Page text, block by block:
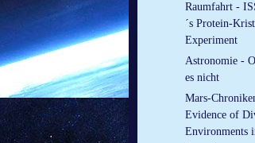
Raumfahrt -
´s Protein-
Experiment
Astronomie -
es nicht
Mars-
Evidence of
Environments